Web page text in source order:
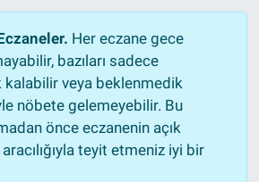
Her eczane gece
bazıları sadece
kalabilir veya beklenmedik
nöbete gelemeyebilir. Bu
önce eczanenin açık
teyit etmeniz iyi bir